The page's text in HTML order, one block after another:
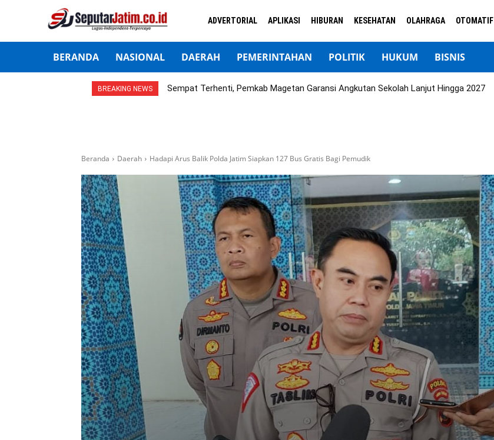
ADVERTORIAL APLIKASI HIBURAN KESEHATAN OLAHRAGA OTOMATIF
BERANDA NASIONAL DAERAH PEMERINTAHAN POLITIK HUKUM BISNIS
BREAKING NEWS Sempat Terhenti, Pemkab Magetan Garansi Angkutan Sekolah Lanjut Hingga 2027
Beranda Daerah Hadapi Arus Balik Polda Jatim Siapkan 127 Bus Gratis Bagi Pemudik